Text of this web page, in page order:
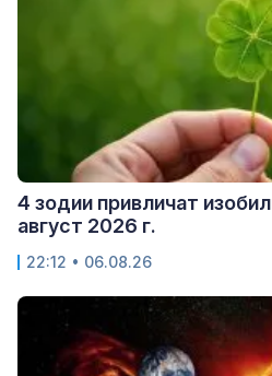
4 зодии привличат
август 2026 г.
22:12 • 06.08.26